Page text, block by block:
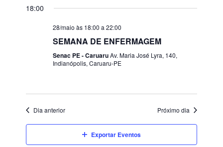
navegação
visuais
de
data.
18:00
28/maio às 18:00 a 22:00
SEMANA DE ENFERMAGEM
Senac PE - CaruaruAv. Maria José Lyra, 140,
Indianópolis, Caruaru-PE
Dia anterior Próximo dia
Exportar Eventos